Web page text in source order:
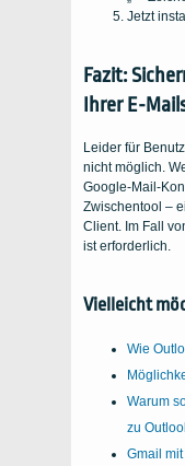
Jetzt
Fazit:
Ihrer E-
Leider für
nicht möglich.
Google-Mail-
Zwischentool –
Client. Im Fall
ist erforderlich.
Vielleicht
Wie
Warum
zu
Gmail